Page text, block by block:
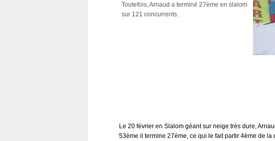
Toutefois, Arnaud a terminé 27ème en slalom
sur 121 concurrents.
Le 20 février en Slalom géant sur neige très dure,
53ème il termine 27ème, ce qui le fait partir 4ème de